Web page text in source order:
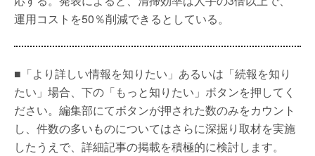
運用コストを50％削減できるとしている。
■「より詳しい情報を知りたい」あるいは「続報を知り
たい」場合、下の「もっと知りたい」ボタンを押してく
ださい。編集部にてボタンが押された数のみをカウント
し、件数の多いものについてはさらに深掘り取材を実施
したうえで、詳細記事の掲載を積極的に検討します。